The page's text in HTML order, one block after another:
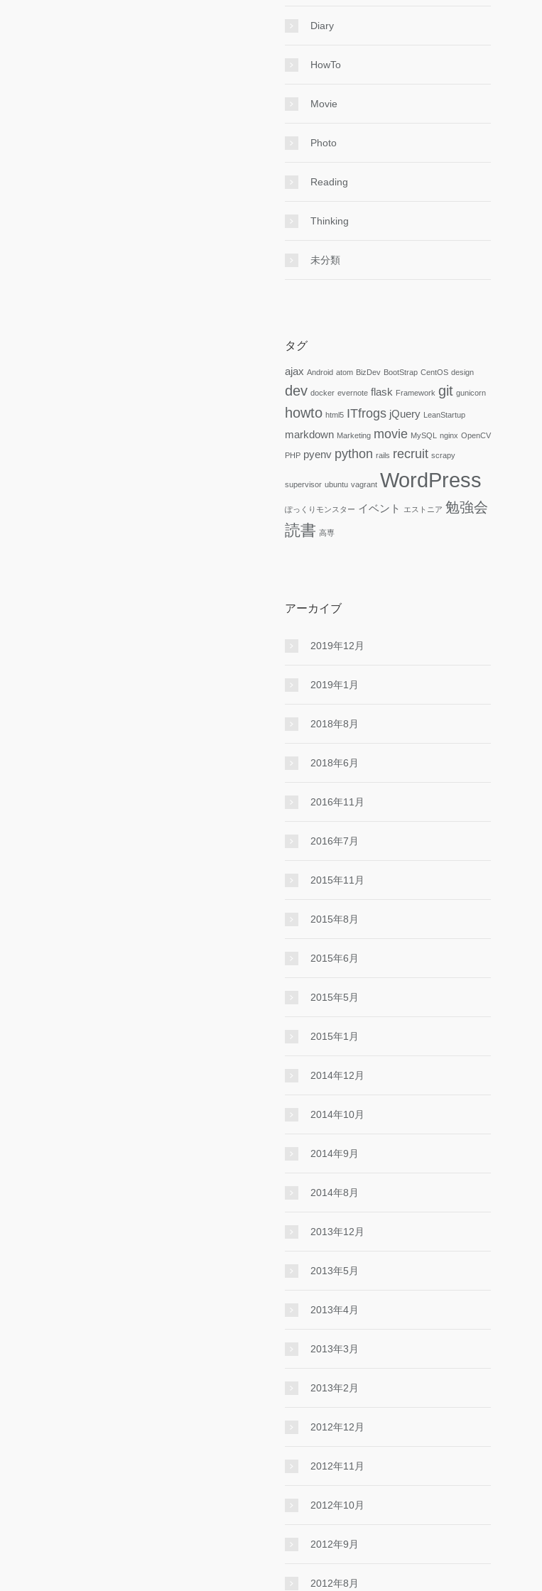
Diary
HowTo
Movie
Photo
Reading
Thinking
未分類
タグ
ajax Android atom BizDev BootStrap CentOS design
dev docker evernote flask Framework git gunicorn
howto html5 ITfrogs jQuery LeanStartup
markdown Marketing movie MySQL nginx OpenCV
PHP pyenv python rails recruit scrapy
supervisor ubuntu vagrant WordPress
ぽっくりモンスター イベント エストニア 勉強会
読書 高専
アーカイブ
2019年12月
2019年1月
2018年8月
2018年6月
2016年11月
2016年7月
2015年11月
2015年8月
2015年6月
2015年5月
2015年1月
2014年12月
2014年10月
2014年9月
2014年8月
2013年12月
2013年5月
2013年4月
2013年3月
2013年2月
2012年12月
2012年11月
2012年10月
2012年9月
2012年8月